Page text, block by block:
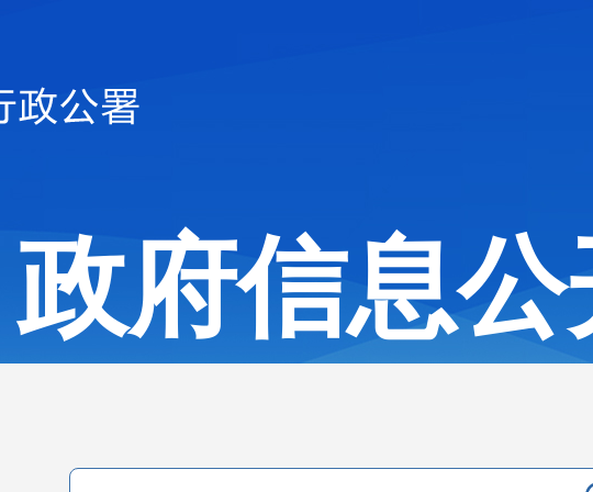
政府信息公